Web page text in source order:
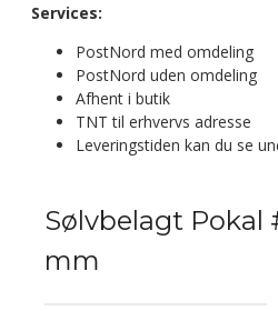
Services:
PostNord med omdeling
PostNord uden omdeling
Afhent i butik
TNT til erhvervs adresse
Leveringstiden kan du se
Sølvbelagt Pokal
mm